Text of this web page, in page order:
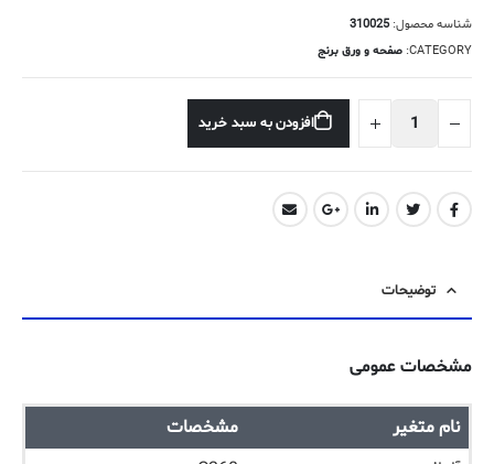
شناسه محصول:310025
CATEGORY: صفحه و ورق برنج
افزودن به سبد خرید
توضیحات
مشخصات عمومی
نام متغیر
مشخصات